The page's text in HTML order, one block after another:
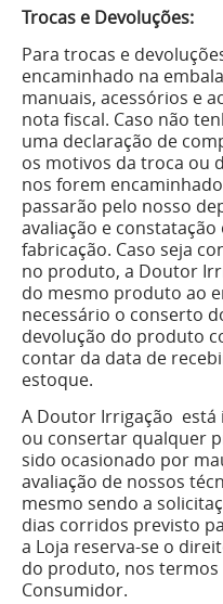
Trocas e Devoluções:
Para trocas e
encaminhado na
manuais, acessórios e
nota fiscal. Caso não
uma declaração de
os motivos da troca ou
nos forem
passarão pelo nosso
avaliação e
fabricação. Caso seja
no produto, a Doutor
do mesmo produto ao
necessário o conserto
devolução do produto
contar da data de
estoque.
A Doutor Irrigação está
ou consertar qualquer
sido ocasionado por
avaliação de nossos
mesmo sendo a
dias corridos previsto
a Loja reserva-se o
do produto, nos termos
Consumidor.